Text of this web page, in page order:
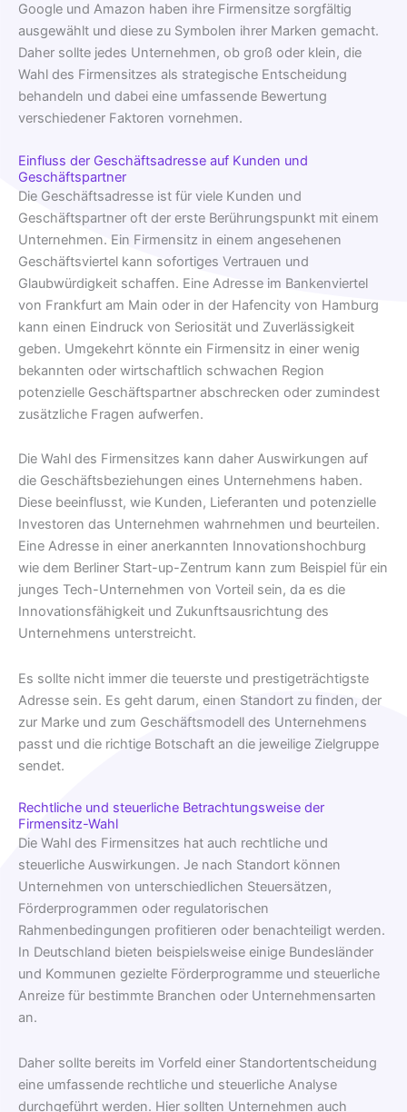
Google und Amazon haben ihre Firmensitze sorgfältig
ausgewählt und diese zu Symbolen ihrer Marken gemacht.
Daher sollte jedes Unternehmen, ob groß oder klein, die
Wahl des Firmensitzes als strategische Entscheidung
behandeln und dabei eine umfassende Bewertung
verschiedener Faktoren vornehmen.
Einfluss der Geschäftsadresse auf Kunden und
Geschäftspartner
Die Geschäftsadresse ist für viele Kunden und
Geschäftspartner oft der erste Berührungspunkt mit einem
Unternehmen. Ein Firmensitz in einem angesehenen
Geschäftsviertel kann sofortiges Vertrauen und
Glaubwürdigkeit schaffen. Eine Adresse im Bankenviertel
von Frankfurt am Main oder in der Hafencity von Hamburg
kann einen Eindruck von Seriosität und Zuverlässigkeit
geben. Umgekehrt könnte ein Firmensitz in einer wenig
bekannten oder wirtschaftlich schwachen Region
potenzielle Geschäftspartner abschrecken oder zumindest
zusätzliche Fragen aufwerfen.
Die Wahl des Firmensitzes kann daher Auswirkungen auf
die Geschäftsbeziehungen eines Unternehmens haben.
Diese beeinflusst, wie Kunden, Lieferanten und potenzielle
Investoren das Unternehmen wahrnehmen und beurteilen.
Eine Adresse in einer anerkannten Innovationshochburg
wie dem Berliner Start-up-Zentrum kann zum Beispiel für ein
junges Tech-Unternehmen von Vorteil sein, da es die
Innovationsfähigkeit und Zukunftsausrichtung des
Unternehmens unterstreicht.
Es sollte nicht immer die teuerste und prestigeträchtigste
Adresse sein. Es geht darum, einen Standort zu finden, der
zur Marke und zum Geschäftsmodell des Unternehmens
passt und die richtige Botschaft an die jeweilige Zielgruppe
sendet.
Rechtliche und steuerliche Betrachtungsweise der
Firmensitz-Wahl
Die Wahl des Firmensitzes hat auch rechtliche und
steuerliche Auswirkungen. Je nach Standort können
Unternehmen von unterschiedlichen Steuersätzen,
Förderprogrammen oder regulatorischen
Rahmenbedingungen profitieren oder benachteiligt werden.
In Deutschland bieten beispielsweise einige Bundesländer
und Kommunen gezielte Förderprogramme und steuerliche
Anreize für bestimmte Branchen oder Unternehmensarten
an.
Daher sollte bereits im Vorfeld einer Standortentscheidung
eine umfassende rechtliche und steuerliche Analyse
durchgeführt werden. Hier sollten Unternehmen auch